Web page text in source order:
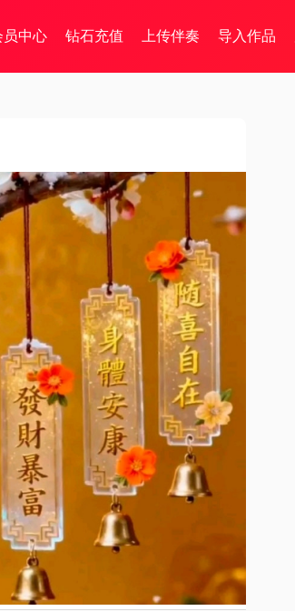
员中心 钻石充值 上传伴奏 导入作品